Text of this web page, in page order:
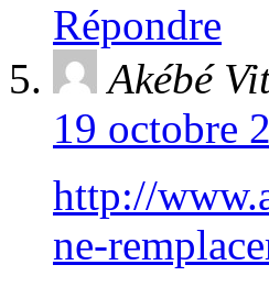
Répondre
Akébé
19 octobre
http://
ne-